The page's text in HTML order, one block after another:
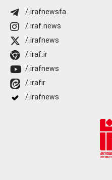
/ irafnewsfa
/ iraf.news
/ irafnews
/ iraf.ir
/ irafnews
/ irafir
/ irafnews